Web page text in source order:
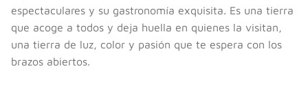
espectaculares y su gastronomía exquisita. Es una tierra
que acoge a todos y deja huella en quienes la visitan,
una tierra de luz, color y pasión que te espera con los
brazos abiertos.